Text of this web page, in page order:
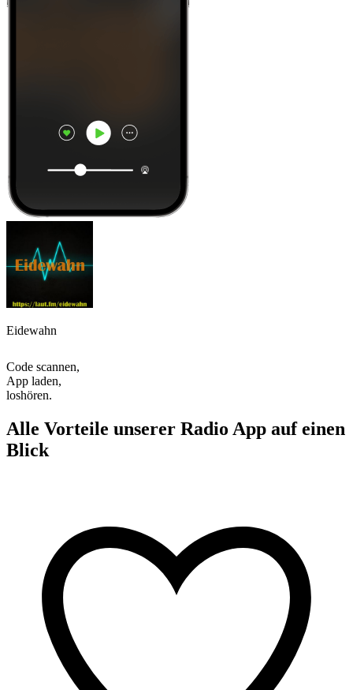
Eidewahn
Code scannen,
App laden,
loshören.
Alle Vorteile unserer Radio App auf einen
Blick